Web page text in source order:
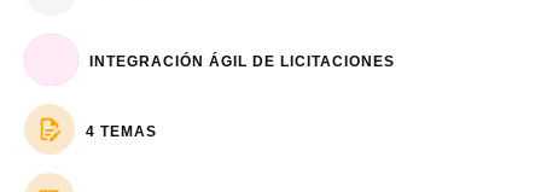
INTEGRACIÓN ÁGIL DE LICITACIONES
4 TEMAS